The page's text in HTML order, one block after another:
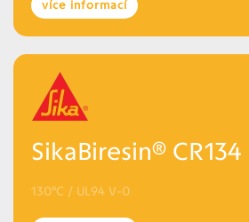
více informací
SikaBiresin® CR134
130°C / UL94 V-0